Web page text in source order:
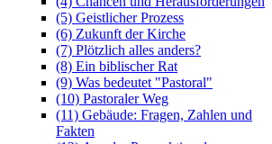
(5) Geistlicher Prozess
(6) Zukunft der Kirche
(7) Plötzlich alles anders?
(8) Ein biblischer Rat
(9) Was bedeutet "Pastoral"
(10) Pastoraler Weg
(11) Gebäude: Fragen, Zahlen und
Fakten